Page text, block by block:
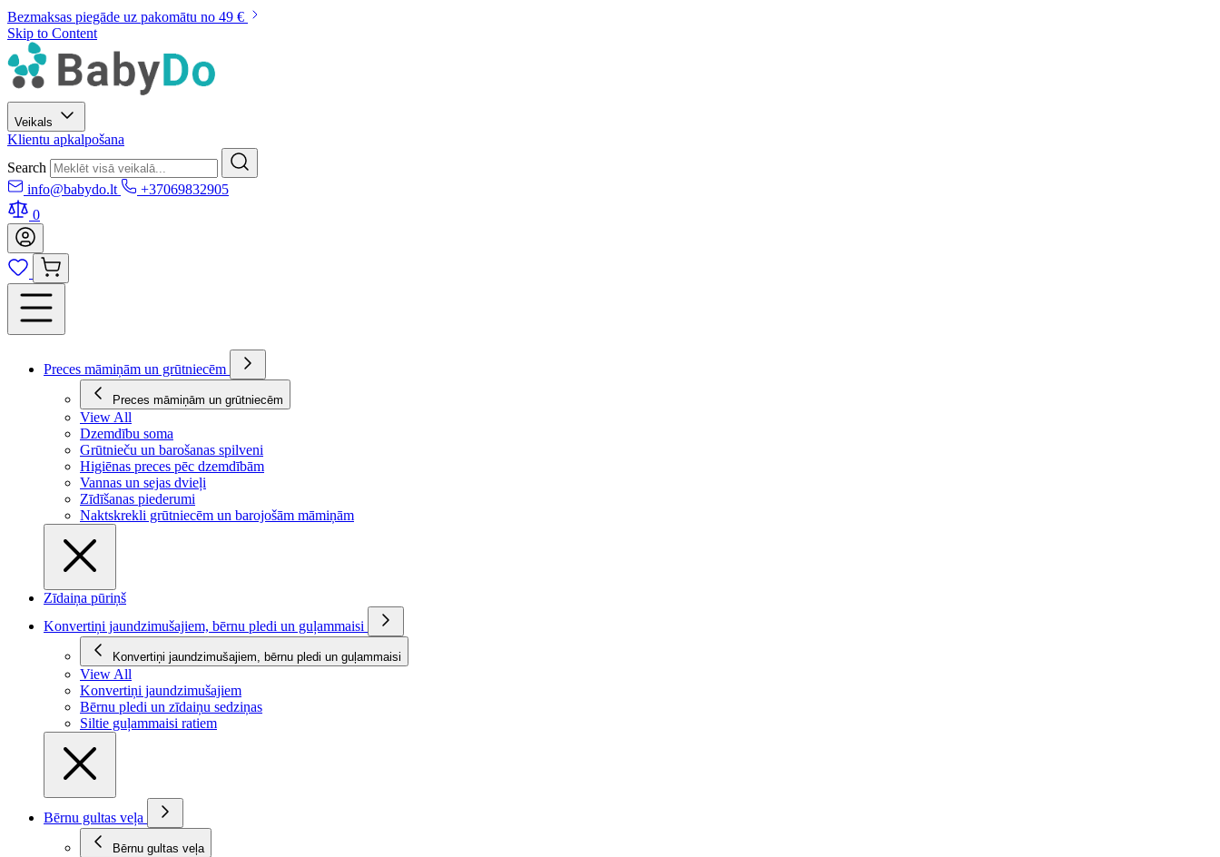
Bezmaksas piegāde uz pakomātu no 49 €
Skip to Content
Veikals
Klientu apkalpošana
Search
info@babydo.lt
+37069832905
0
Preces māmiņām un grūtniecēm
Preces māmiņām un grūtniecēm
View All
Dzemdību soma
Grūtnieču un barošanas spilveni
Higiēnas preces pēc dzemdībām
Vannas un sejas dvieļi
Zīdīšanas piederumi
Naktskrekli grūtniecēm un barojošām māmiņām
Zīdaiņa pūriņš
Konvertiņi jaundzimušajiem, bērnu pledi un guļammaisi
Konvertiņi jaundzimušajiem, bērnu pledi un guļammaisi
View All
Konvertiņi jaundzimušajiem
Bērnu pledi un zīdaiņu sedziņas
Siltie guļammaisi ratiem
Bērnu gultas veļa
Bērnu gultas veļa